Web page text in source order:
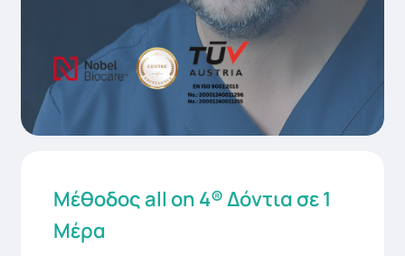
Μέθοδος all on 4® Δόντια σε 1
Μέρα